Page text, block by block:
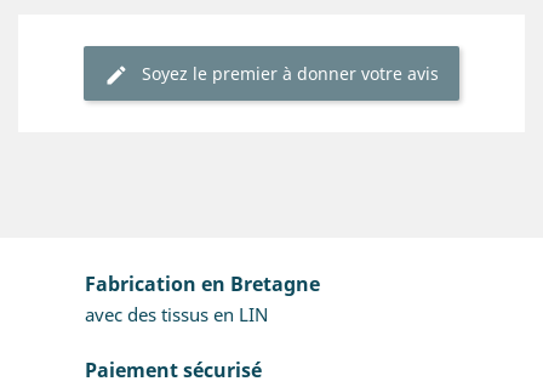
Soyez le premier à donner votre avis
Fabrication en Bretagne
avec des tissus en LIN
Paiement sécurisé